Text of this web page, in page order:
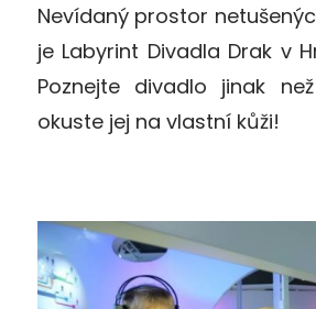
Nevídaný prostor
je Labyrint Divadla Drak v
Poznejte divadlo jinak
okuste jej na vlastní kůži!